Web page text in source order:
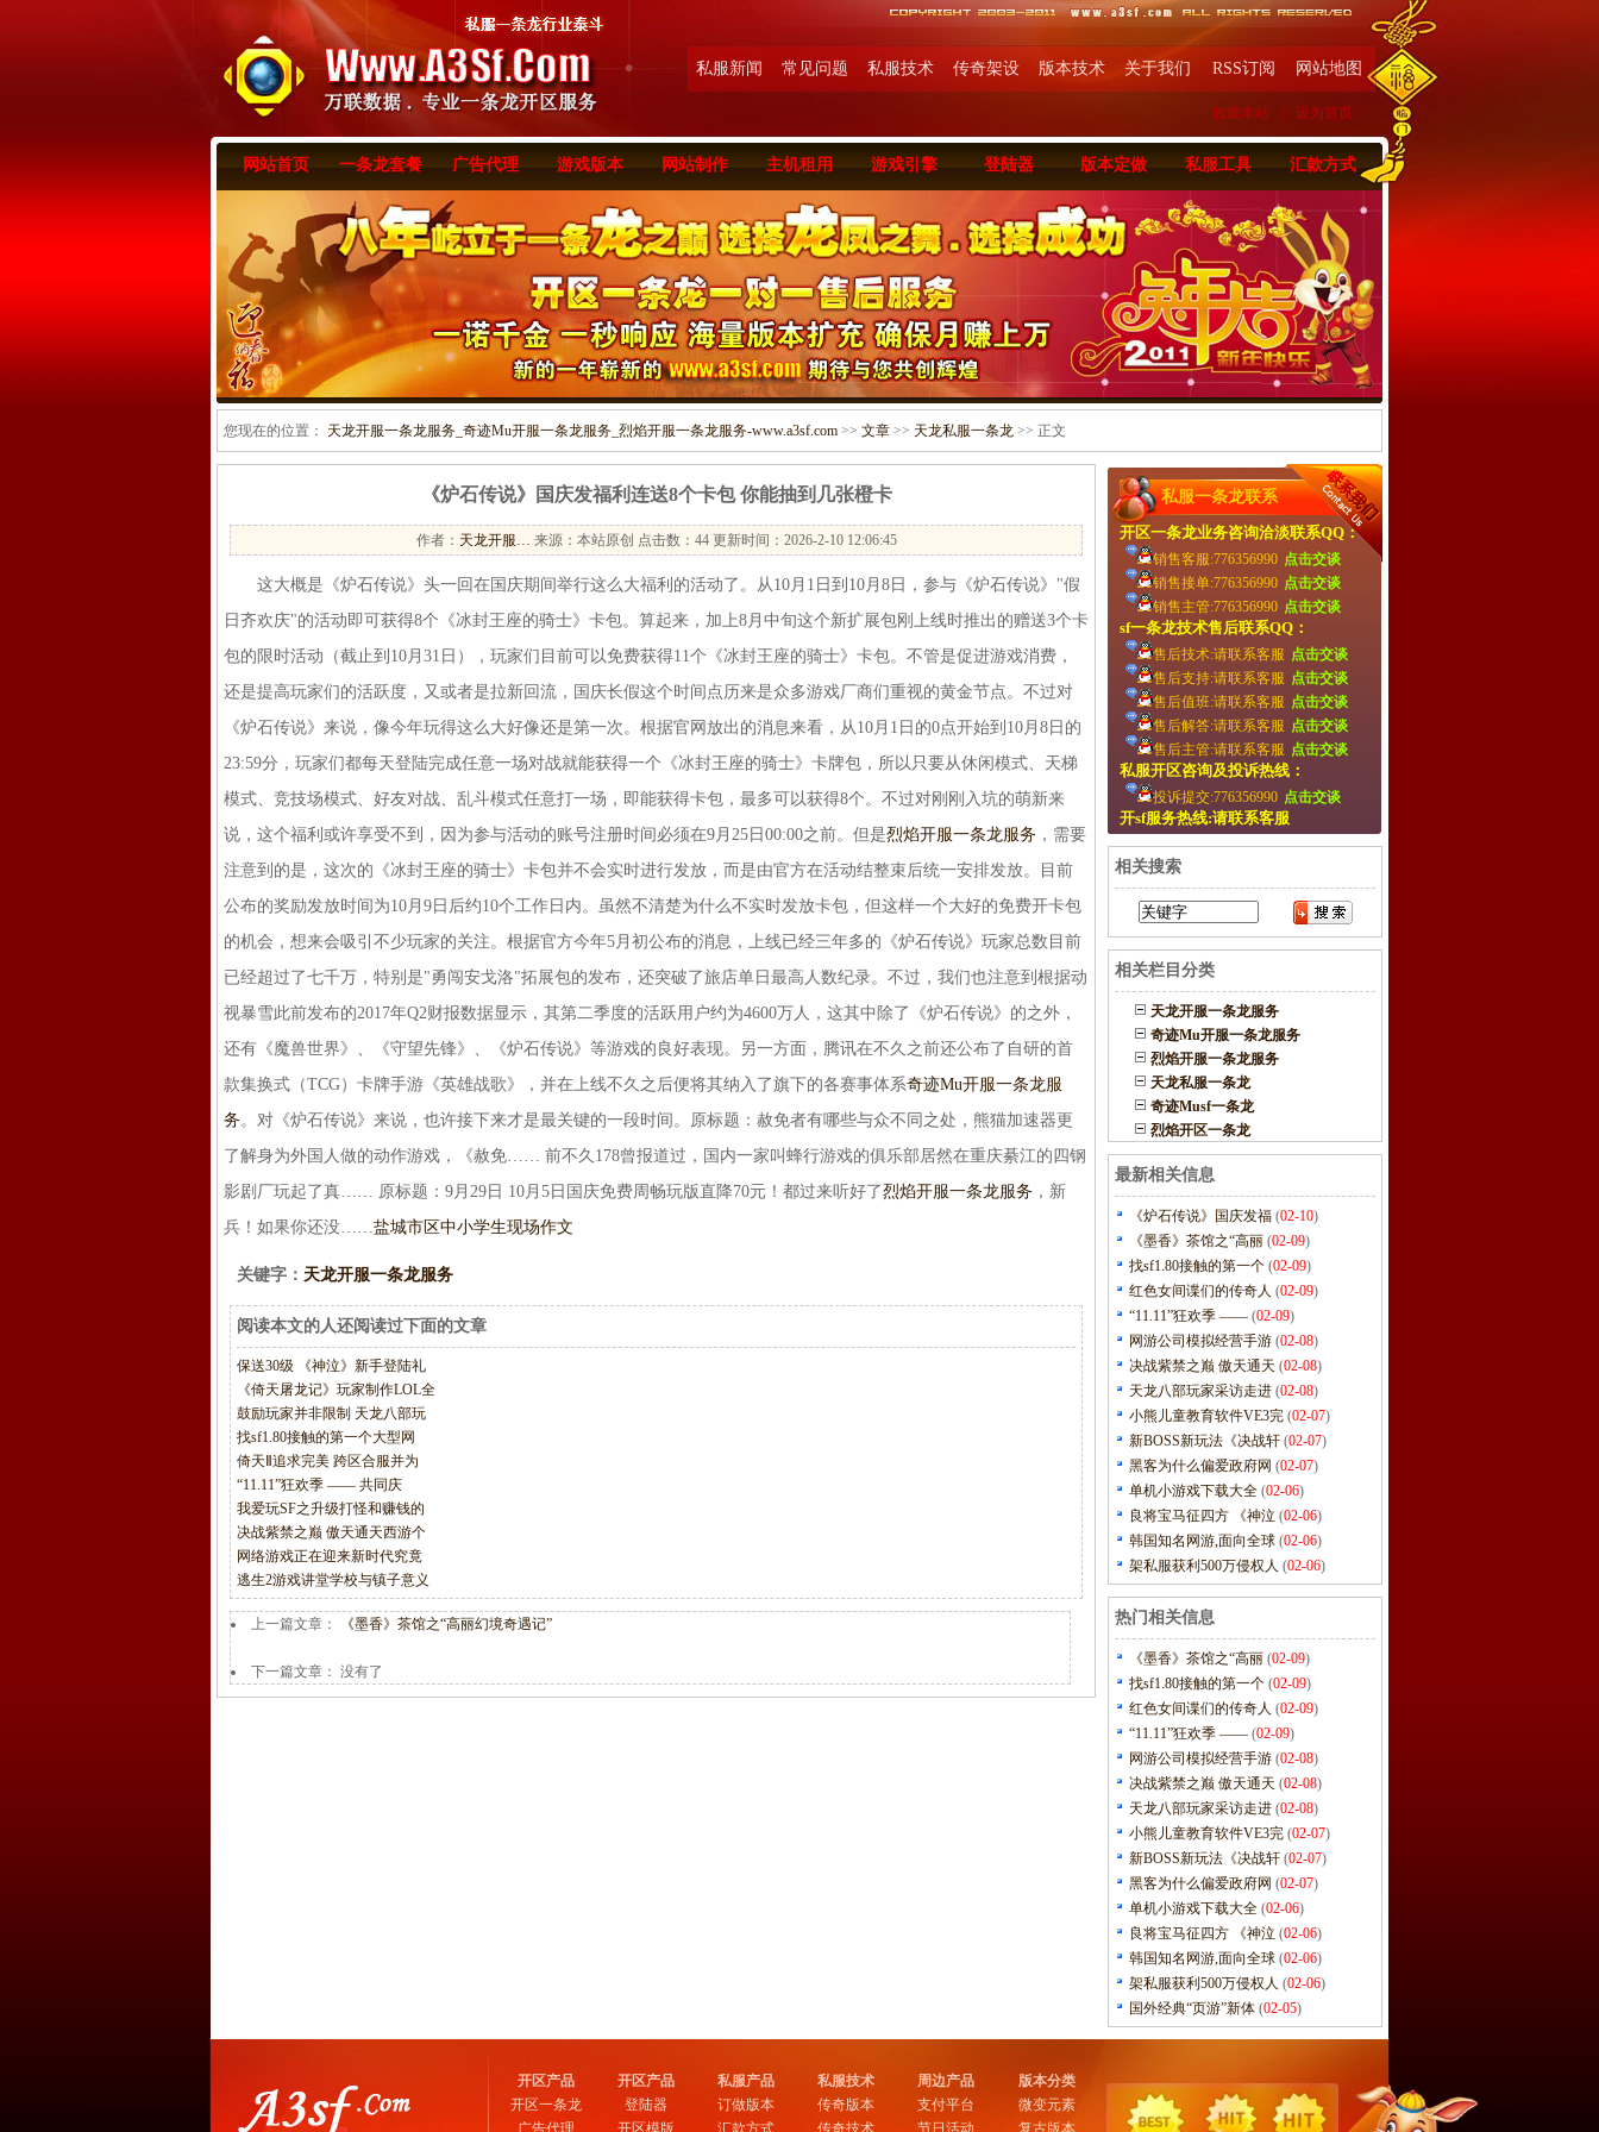
私服新闻 常见问题 私服技术 传奇架设 版本技术 关于我们 RSS订阅 网站地图
收藏本站 设为首页
网站首页 一条龙套餐 广告代理 游戏版本 网站制作 主机租用 游戏引擎 登陆器 版本定做 私服工具 汇款方式
您现在的位置： 天龙开服一条龙服务_奇迹Mu开服一条龙服务_烈焰开服一条龙服务-www.a3sf.com >> 文章 >> 天龙私服一条龙 >> 正文
《炉石传说》国庆发福利连送8个卡包 你能抽到几张橙卡
作者： 天龙开服… 来源：本站原创 点击数： 44 更新时间：2026-2-10 12:06:45
这大概是《炉石传说》头一回在国庆期间举行这么大福利的活动了。从10月1日到10月8日，参与《炉石传说》"假
日齐欢庆"的活动即可获得8个《冰封王座的骑士》卡包。算起来，加上8月中旬这个新扩展包刚上线时推出的赠送3个卡
包的限时活动（截止到10月31日），玩家们目前可以免费获得11个《冰封王座的骑士》卡包。不管是促进游戏消费，
还是提高玩家们的活跃度，又或者是拉新回流，国庆长假这个时间点历来是众多游戏厂商们重视的黄金节点。不过对
《炉石传说》来说，像今年玩得这么大好像还是第一次。根据官网放出的消息来看，从10月1日的0点开始到10月8日的
23:59分，玩家们都每天登陆完成任意一场对战就能获得一个《冰封王座的骑士》卡牌包，所以只要从休闲模式、天梯
模式、竞技场模式、好友对战、乱斗模式任意打一场，即能获得卡包，最多可以获得8个。不过对刚刚入坑的萌新来
说，这个福利或许享受不到，因为参与活动的账号注册时间必须在9月25日00:00之前。但是烈焰开服一条龙服务 ，需要
注意到的是，这次的《冰封王座的骑士》卡包并不会实时进行发放，而是由官方在活动结整束后统一安排发放。目前
公布的奖励发放时间为10月9日后约10个工作日内。虽然不清楚为什么不实时发放卡包，但这样一个大好的免费开卡包
的机会，想来会吸引不少玩家的关注。根据官方今年5月初公布的消息，上线已经三年多的《炉石传说》玩家总数目前
已经超过了七千万，特别是"勇闯安戈洛"拓展包的发布，还突破了旅店单日最高人数纪录。不过，我们也注意到根据动
视暴雪此前发布的2017年Q2财报数据显示，其第二季度的活跃用户约为4600万人，这其中除了《炉石传说》的之外，
还有《魔兽世界》、《守望先锋》、《炉石传说》等游戏的良好表现。另一方面，腾讯在不久之前还公布了自研的首
款集换式（TCG）卡牌手游《英雄战歌》，并在上线不久之后便将其纳入了旗下的各赛事体系奇迹Mu开服一条龙服
务。对《炉石传说》来说，也许接下来才是最关键的一段时间。原标题：赦免者有哪些与众不同之处，熊猫加速器更
了解身为外国人做的动作游戏，《赦免…… 前不久178曾报道过，国内一家叫蜂行游戏的俱乐部居然在重庆綦江的四钢
影剧厂玩起了真…… 原标题：9月29日 10月5日国庆免费周畅玩版直降70元！都过来听好了烈焰开服一条龙服务 ，新
兵！如果你还没……盐城市区中小学生现场作文
关键字： 天龙开服一条龙服务
阅读本文的人还阅读过下面的文章
保送30级 《神泣》新手登陆礼
《倚天屠龙记》玩家制作LOL全
鼓励玩家并非限制 天龙八部玩
找sf1.80接触的第一个大型网
倚天Ⅱ追求完美 跨区合服并为
“11.11”狂欢季 —— 共同庆
我爱玩SF之升级打怪和赚钱的
决战紫禁之巅 傲天通天西游个
网络游戏正在迎来新时代究竟
逃生2游戏讲堂学校与镇子意义
上一篇文章： 《墨香》茶馆之“高丽幻境奇遇记”
下一篇文章： 没有了
私服一条龙联系
开区一条龙业务咨询洽淡联系QQ：
销售客服:776356990 点击交谈
销售接单:776356990 点击交谈
销售主管:776356990 点击交谈
sf一条龙技术售后联系QQ：
售后技术:请联系客服 点击交谈
售后支持:请联系客服 点击交谈
售后值班:请联系客服 点击交谈
售后解答:请联系客服 点击交谈
售后主管:请联系客服 点击交谈
私服开区咨询及投诉热线：
投诉提交:776356990 点击交谈
开sf服务热线:请联系客服
相关搜索
相关栏目分类
天龙开服一条龙服务
奇迹Mu开服一条龙服务
烈焰开服一条龙服务
天龙私服一条龙
奇迹Musf一条龙
烈焰开区一条龙
最新相关信息
《炉石传说》国庆发福 (02-10)
《墨香》茶馆之“高丽 (02-09)
找sf1.80接触的第一个 (02-09)
红色女间谍们的传奇人 (02-09)
“11.11”狂欢季 —— (02-09)
网游公司模拟经营手游 (02-08)
决战紫禁之巅 傲天通天 (02-08)
天龙八部玩家采访走进 (02-08)
小熊儿童教育软件VE3完 (02-07)
新BOSS新玩法《决战轩 (02-07)
黑客为什么偏爱政府网 (02-07)
单机小游戏下载大全 (02-06)
良将宝马征四方 《神泣 (02-06)
韩国知名网游,面向全球 (02-06)
架私服获利500万侵权人 (02-06)
热门相关信息
《墨香》茶馆之“高丽 (02-09)
找sf1.80接触的第一个 (02-09)
红色女间谍们的传奇人 (02-09)
“11.11”狂欢季 —— (02-09)
网游公司模拟经营手游 (02-08)
决战紫禁之巅 傲天通天 (02-08)
天龙八部玩家采访走进 (02-08)
小熊儿童教育软件VE3完 (02-07)
新BOSS新玩法《决战轩 (02-07)
黑客为什么偏爱政府网 (02-07)
单机小游戏下载大全 (02-06)
良将宝马征四方 《神泣 (02-06)
韩国知名网游,面向全球 (02-06)
架私服获利500万侵权人 (02-06)
国外经典“页游”新体 (02-05)
开区产品
开区一条龙
广告代理
开区产品
登陆器
开区模版
私服产品
订做版本
汇款方式
私服技术
传奇版本
传奇技术
周边产品
支付平台
节日活动
版本分类
微变元素
复古版本